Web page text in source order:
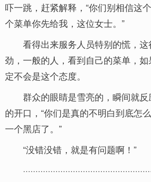
吓一跳，赶紧解释，“你们别相信这
个菜单你先给我，这位女士。”
看得出来服务人员特别的慌，
劲，一般的人，看到自己的菜单，
定不会是这个态度。
群众的眼睛是雪亮的，瞬间就
的开口，“你们是真的不明白到底怎
一个黑店了。”
“没错没错，就是有问题啊！”